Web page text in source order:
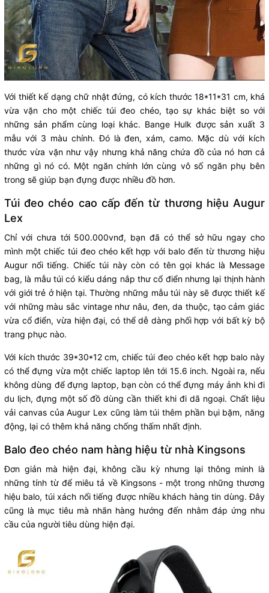
Với thiết kế dạng chữ nhật đứng, có kích thước 18*11*31 cm, khá
vừa vặn cho một chiếc túi đeo chéo, tạo sự khác biệt so với
những sản phẩm cùng loại khác. Bange Hulk được sản xuất 3
mẫu với 3 màu chính. Đó là đen, xám, camo. Mặc dù với kích
thước vừa vặn như vậy nhưng khả năng chứa đồ của nó hơn cả
những gì nó có. Một ngăn chính lớn cùng vô số ngăn phụ bên
trong sẽ giúp bạn đựng được nhiều đồ hơn.
Túi đeo chéo cao cấp đến từ thương hiệu Augur
Lex
Chỉ với chưa tới 500.000vnđ, bạn đã có thể sở hữu ngay cho
mình một chiếc túi đeo chéo kết hợp với balo đến từ thương hiệu
Augur nổi tiếng. Chiếc túi này còn có tên gọi khác là Message
bag, là mẫu túi có kiểu dáng nắp thư cổ điển nhưng lại thịnh hành
với giới trẻ ở hiện tại. Thường những mẫu túi này sẽ được thiết kế
với những màu sắc vintage như nâu, đen, da thuộc, tạo cảm giác
vừa cổ điển, vừa hiện đại, có thể dễ dàng phối hợp với bất kỳ bộ
trang phục nào.
Với kích thước 39*30*12 cm, chiếc túi đeo chéo kết hợp balo này
có thể đựng vừa một chiếc laptop lên tới 15.6 inch. Ngoài ra, nếu
không dùng để đựng laptop, bạn còn có thể đựng máy ảnh khi đi
du lịch, đựng một số đồ dùng cần thiết khi đi dã ngoại. Chất liệu
vải canvas của Augur Lex cũng làm túi thêm phần bụi bặm, năng
động, lại có thêm khả năng chống thấm nhất định.
Balo đeo chéo nam hàng hiệu từ nhà Kingsons
Đơn giản mà hiện đại, không cầu kỳ nhưng lại thông minh là
những tính từ để miêu tả về Kingsons - một trong những thương
hiệu balo, túi xách nổi tiếng được nhiều khách hàng tin dùng. Đây
cũng là mục tiêu mà nhãn hàng hướng đến nhằm đáp ứng nhu
cầu của người tiêu dùng hiện đại.